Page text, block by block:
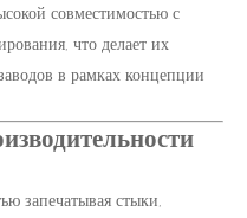
совместимостью с
что делает их
в рамках концепции
запечатывая стыки,